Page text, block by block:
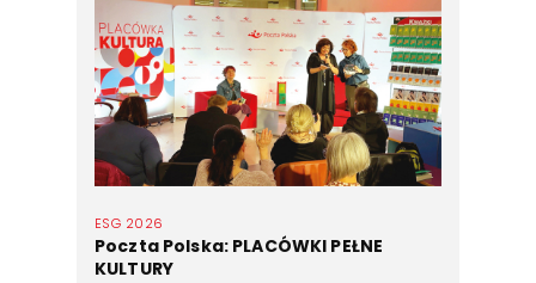
ESG 2026
Poczta Polska: PLACÓWKI PEŁNE
KULTURY